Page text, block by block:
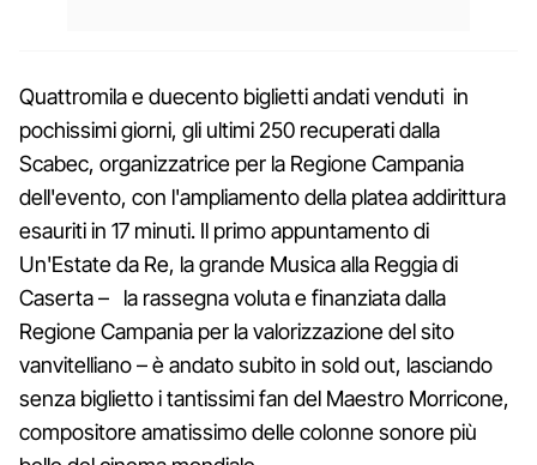
Quattromila e duecento biglietti andati venduti in
pochissimi giorni, gli ultimi 250 recuperati dalla
Scabec, organizzatrice per la Regione Campania
dell'evento, con l'ampliamento della platea addirittura
esauriti in 17 minuti. Il primo appuntamento di
Un'Estate da Re, la grande Musica alla Reggia di
Caserta – la rassegna voluta e finanziata dalla
Regione Campania per la valorizzazione del sito
vanvitelliano – è andato subito in sold out, lasciando
senza biglietto i tantissimi fan del Maestro Morricone,
compositore amatissimo delle colonne sonore più